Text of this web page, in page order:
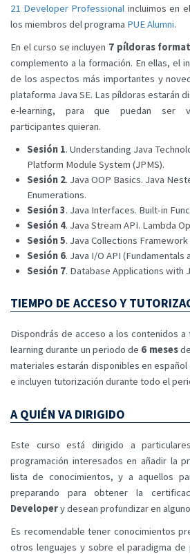
21 Developer Professional incluimos en
los miembros del programa PUE Alumni.
En el curso se incluyen 7 píldoras
complemento a la formación. En ellas, el
de los aspectos más importantes y
plataforma Java SE. Las píldoras estarán
e-learning, para que puedan ser
participantes quieran.
Sesión 1. Understanding Java
Platform Module System (JPMS).
Sesión 2. Java OOP Basics. Java
Enumerations.
Sesión 3. Java Interfaces. Built-in
Sesión 4. Java Stream API. Lambda
Sesión 5. Java Collections Framework
Sesión 6. Java I/O API (Fundamentals
Sesión 7. Database Applications with
TIEMPO DE ACCESO Y
Dispondrás de acceso a los contenidos
learning durante un periodo de 6 meses
materiales estarán disponibles en
e incluyen tutorización durante todo el
A QUIÉN VA DIRIGIDO
Este curso está dirigido a
programación interesados en añadir la
lista de conocimientos, y a aquellos
preparando para obtener la
Developery desean profundizar en
Es recomendable tener conocimientos
otros lenguajes y sobre el paradigma de